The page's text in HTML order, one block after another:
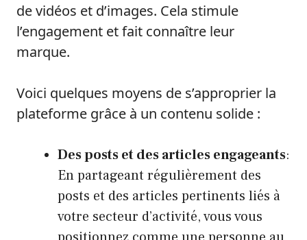
de vidéos et d’images. Cela stimule
l’engagement et fait connaître leur
marque.
Voici quelques moyens de s’approprier la
plateforme grâce à un contenu solide :
Des posts et des articles engageants:
En partageant régulièrement des
posts et des articles pertinents liés à
votre secteur d’activité, vous vous